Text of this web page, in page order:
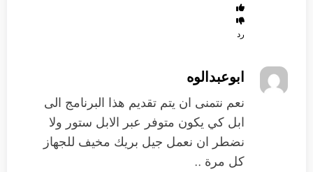
رد
ابوعبدالوه
نعم نتمنى ان يتم تقديم هذا البرنامج الى
ابل كي يكون متوفر عبر الابل ستور ولا
نضطر ان نعمل جيل بريك مخيف للجهاز
كل مرة ..